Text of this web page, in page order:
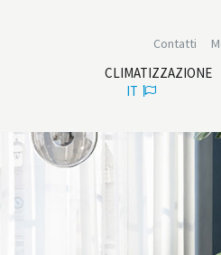
Contatti
CLIMATIZZAZIONE
IT